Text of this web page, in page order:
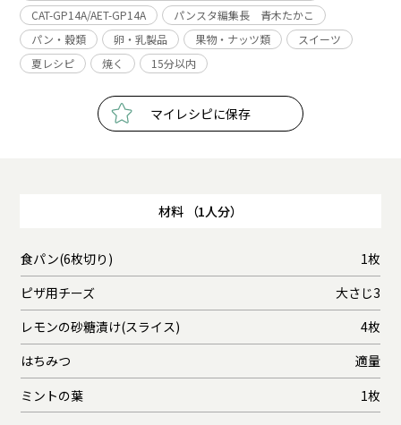
CAT-GP14A/AET-GP14A
パンスタ編集長 青木たかこ
パン・穀類
卵・乳製品 果物・ナッツ類
スイーツ
夏レシピ
焼く 15分以内
マイレシピに保存
材料 （1人分）
食パン(6枚切り)
1枚
ピザ用チーズ
大さじ3
レモンの砂糖漬け(スライス)
4枚
はちみつ
適量
ミントの葉
1枚